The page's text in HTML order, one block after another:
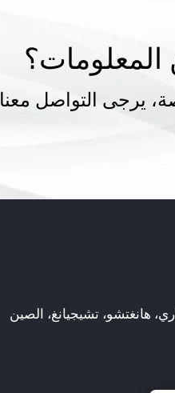
المعلومات؟
يرجى التواصل معنا